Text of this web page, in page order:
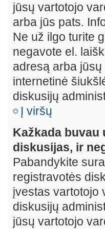
jūsų vartotojo
arba jūs pats.
Ne už ilgo turite
negavote el.
adresą arba
internetinė
diskusijų
Į viršų
Kažkada buvau
diskusijas, ir
Pabandykite
registravotės
įvestas vartotojo
diskusijų
jūsų vartotojo